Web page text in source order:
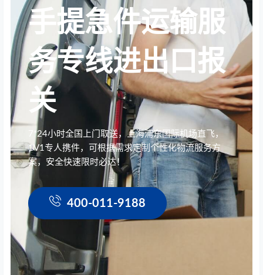
手提急件运输服
务专线进出口报
关
7*24小时全国上门取送，上海浦东国际机场直飞，
1V1专人携件，可根据需求定制个性化物流服务方
案，安全快速限时必达！
400-011-9188